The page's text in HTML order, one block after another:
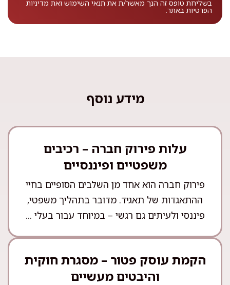
בשליחת טופס זה הנך מאשר/ת את תנאי השימוש ואת מדיניות
הפרטיות באתר.
מידע נוסף
עלות פירוק חברה – רכיבים
משפטיים ופיננסיים
פירוק חברה הוא אחד מן השלבים הסופיים בחיי
ההתאגדות של תאגיד. מדובר בתהליך משפטי,
פיננסי ולעיתים גם רגשי – במיוחד עבור בעלי ...
הקמת עוסק פטור – מסגרת חוקית
והיבטים מעשיים